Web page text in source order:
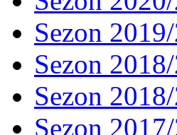
Sezon
Sezon
Sezon
Sezon